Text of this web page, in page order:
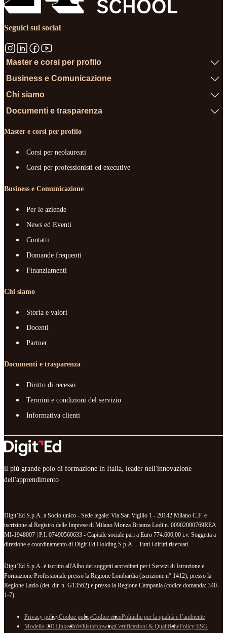
Seguici sui social
Master e corsi per profilo
Business e Comunicazione
Chi siamo
Documenti e trasparenza
Master e corsi per profilo
Corsi per neolaureati
Corsi per professionisti ed executive
Business e Comunicazione
Per le aziende
News ed Eventi
Contatti
Domande frequenti
Finanziamenti
Chi siamo
Storia e valori
Docenti
Partner
Documenti e trasparenza
Diritto di recesso
Termini e condizioni del servizio
Informativa clienti
il più grande polo di formazione in Italia, leader nell'innovazione
dell'apprendimento
Digit’Ed S.p.A. a Socio unico - Sede legale: Via San Vigilio 1 - 20142 Milano C.F. e
iscrizione al Registro delle Imprese di Milano Monza Brianza Lodi n. 00902000769REA
MI-1948007 | P.I. 07490560633 - Capitale sociale pari a Euro 774.600,00 i.v. Soggetta a
direzione e coordinamento di Digit’Ed Holding S.p.A. - Tutti i diritti riservati.
Digit’Ed S.p.A. è iscritto all'Albo dei soggetti accreditati per i Servizi di Istruzione e
Formazione Professionale presso la Regione Lombardia (iscrizione n° 1412), presso la
Regione Lazio (det. dir. n. G13562) e presso la Regione Campania (codice domanda: 340-
1-7).
Privacy policyCookie policyCodice eticoPolitiche per la qualità e l’ambiente
Modello 231LinkedInWhistleblowingCertificazioni & QualifichePolicy ESG